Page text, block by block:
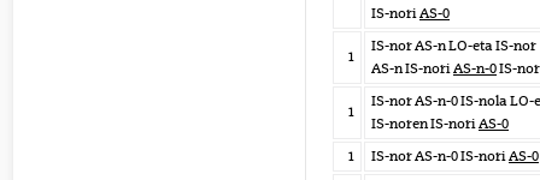
IS-noriAS-0
1
IS-nor AS-n LO-eta IS-nor
AS-n IS-noriAS-n-0IS-nor
1
IS-nor AS-n-0 IS-nola LO-
IS-noren IS-noriAS-0
1
IS-nor AS-n-0 IS-noriAS-0